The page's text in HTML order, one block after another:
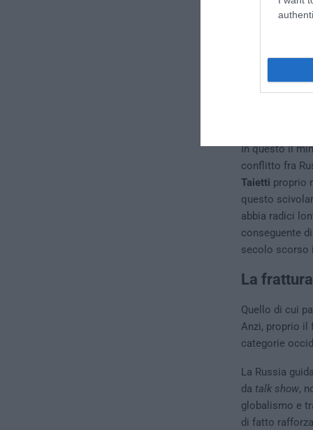
Verità o
infiammato il
qualche
In questo il
conflitto fra
Taietti proprio
questo
abbia radici
conseguente
secolo scorso
La
Quello di cui
Anzi, proprio il
categorie
La Russia
da talk show,
globalismo e
di fatto